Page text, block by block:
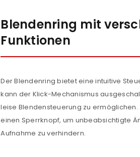
Blendenring mit
Funktionen
Der Blendenring bietet eine intuitive
kann der Klick-Mechanismus
leise Blendensteuerung zu
einen Sperrknopf, um unbeabsichtigte
Aufnahme zu verhindern.